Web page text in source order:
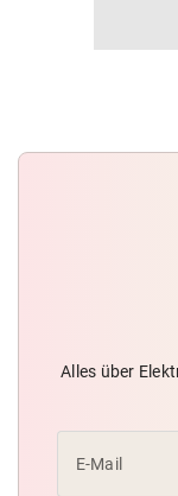
Alles über
E-Mail